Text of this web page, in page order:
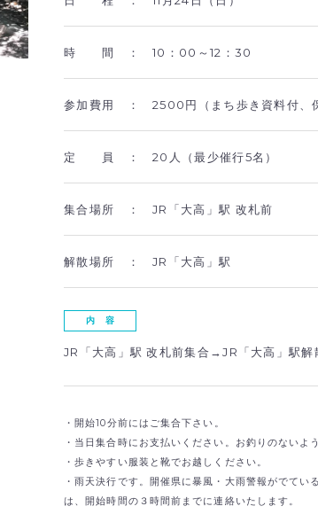
時 間 ：10：00～12：30
参加費用 ：2500円（まち歩き資料付、
定 員 ：20人（最少催行5名）
集合場所 ：JR「大高」駅 改札前
解散場所 ：JR「大高」駅
内 容
JR「大高」駅 改札前集合→JR「大高」駅解
・開始10分前にはご集合下さい。
・当日集合時にお支払いください。お釣りのないよ
・歩きやすい服装と靴でお越しください。
・雨天決行です。開催県に暴風・大雨警報がでてい
は、開始時間の３時間前までに連絡いたします。